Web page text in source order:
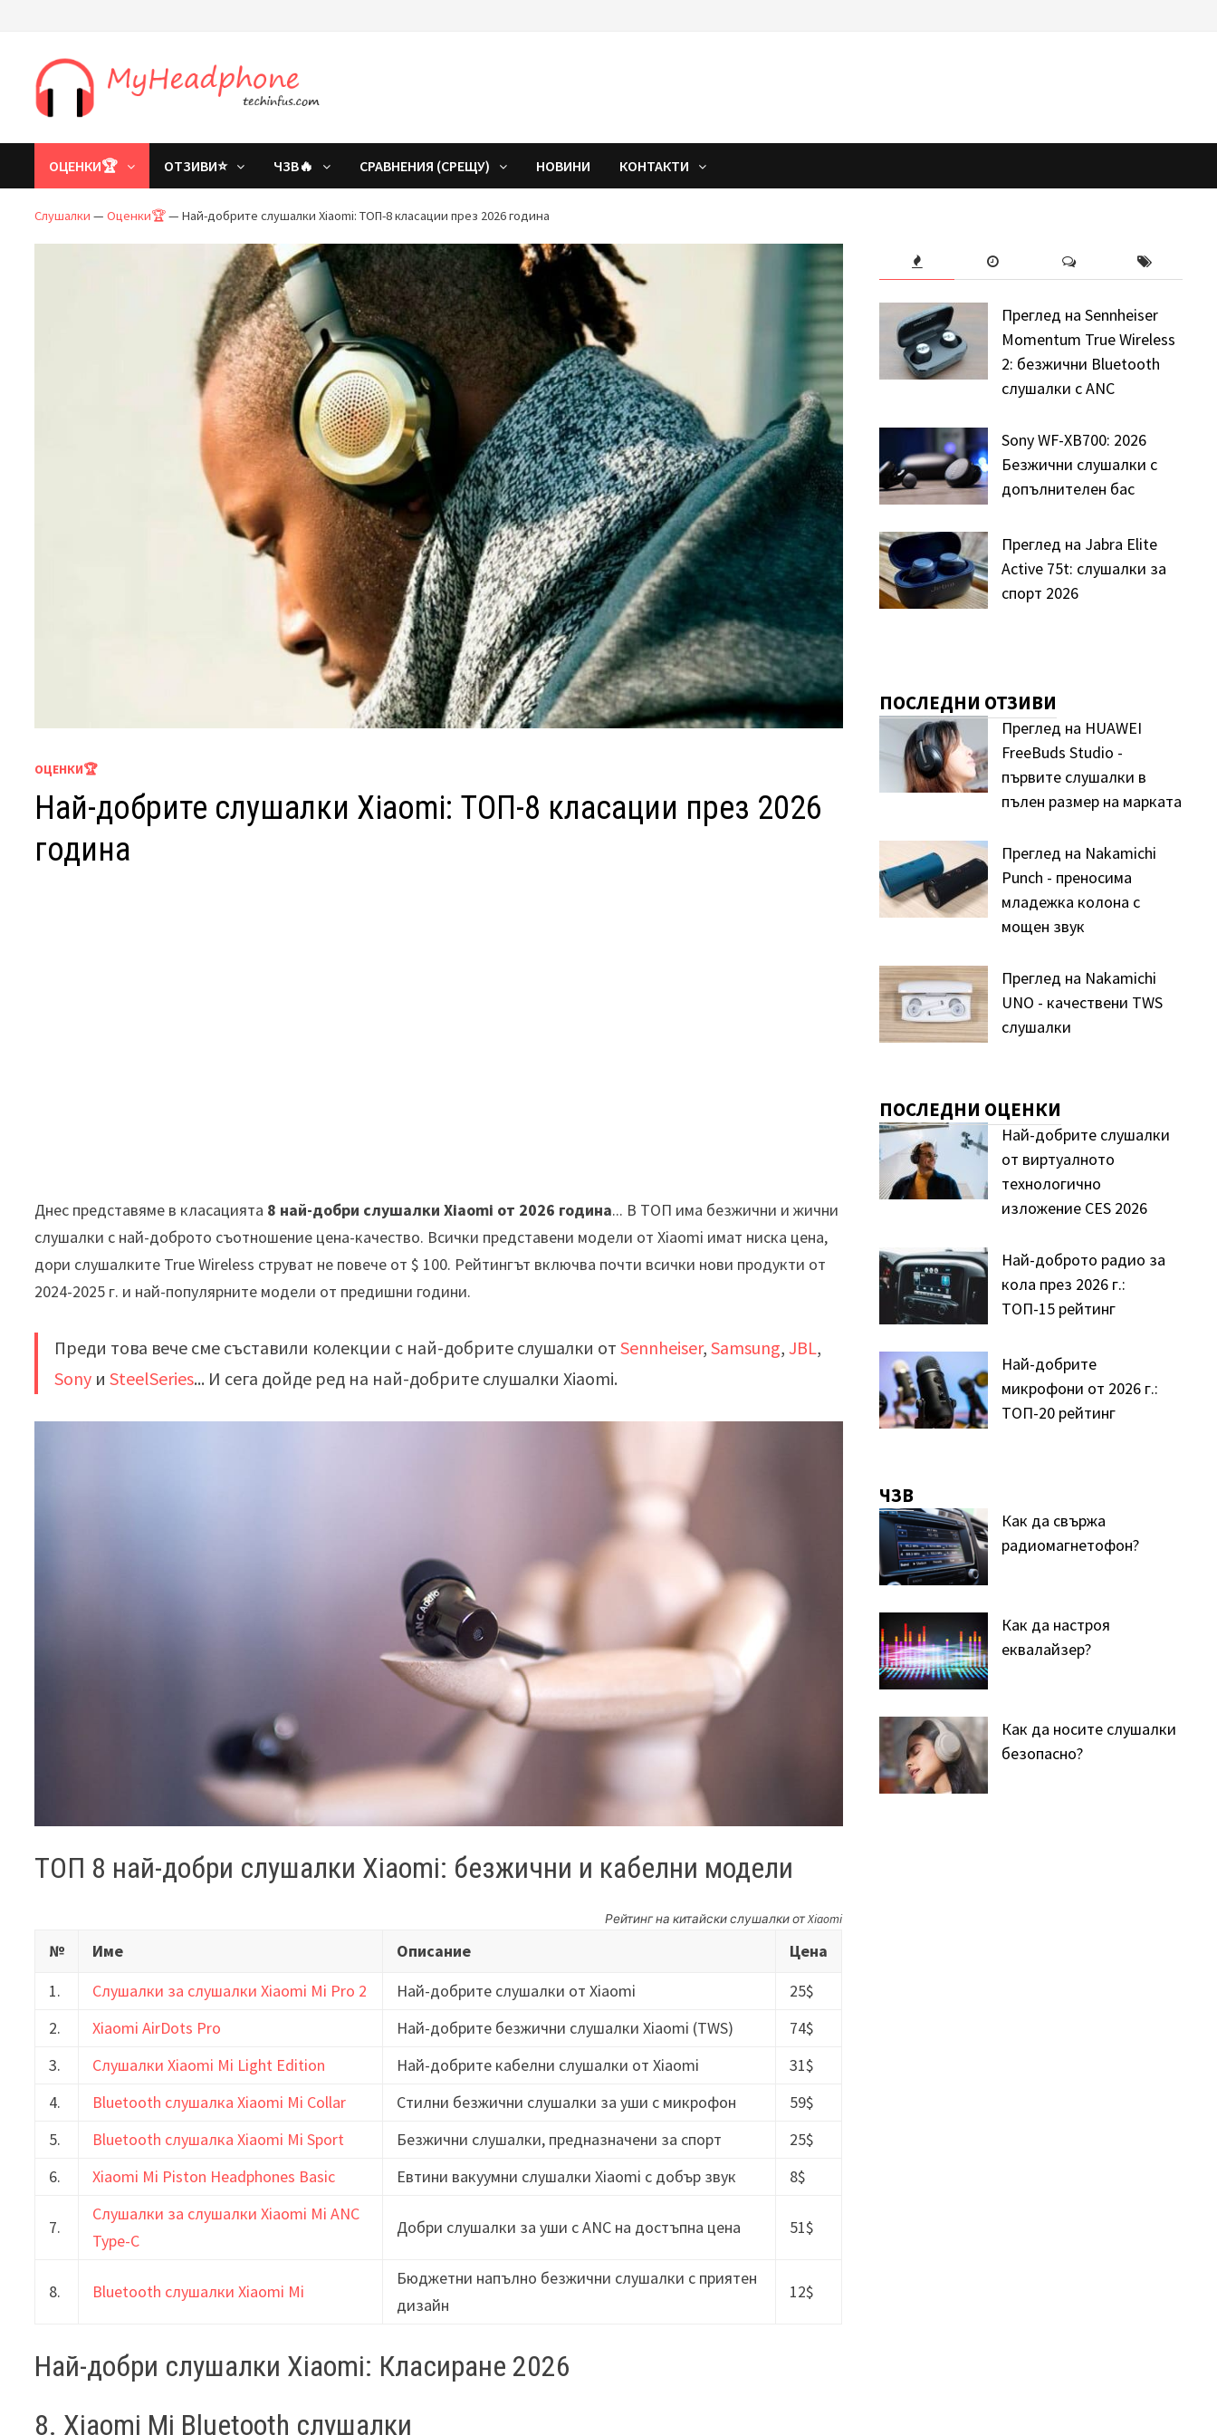
съдържанието
ОЦЕНКИ🏆 ОТЗИВИ⭐ ЧЗВ🔥 СРАВНЕНИЯ (СРЕЩУ) НОВИНИ КОНТАКТИ
Слушалки —Оценки🏆—Най-добрите слушалки Xiaomi: ТОП-8 класации през 2026 година
ОЦЕНКИ🏆
Най-добрите слушалки Xiaomi: ТОП-8 класации през 2026
година
Днес представяме в класацията 8 най-добри слушалки Xiaomi от 2026 година... В ТОП има безжични и жични
слушалки с най-доброто съотношение цена-качество. Всички представени модели от Xiaomi имат ниска цена,
дори слушалките True Wireless струват не повече от $ 100. Рейтингът включва почти всички нови продукти от
2024-2025 г. и най-популярните модели от предишни години.
Преди това вече сме съставили колекции с най-добрите слушалки отSennheiser,Samsung,JBL,
Sony иSteelSeries... И сега дойде ред на най-добрите слушалки Xiaomi.
ТОП 8 най-добри слушалки Xiaomi: безжични и кабелни модели
Рейтинг на китайски слушалки от Xiaomi
№ Име Описание
Цена
1.
Слушалки за слушалки Xiaomi Mi Pro 2 Най-добрите слушалки от Xiaomi
25$
2.
Xiaomi AirDots Pro Най-добрите безжични слушалки Xiaomi (TWS)
74$
3.
Слушалки Xiaomi Mi Light Edition Най-добрите кабелни слушалки от Xiaomi
31$
4.
Bluetooth слушалка Xiaomi Mi Collar Стилни безжични слушалки за уши с микрофон
59$
5.
Bluetooth слушалка Xiaomi Mi Sport Безжични слушалки, предназначени за спорт
25$
6.
Xiaomi Mi Piston Headphones Basic Евтини вакуумни слушалки Xiaomi с добър звук 8$
7.
Слушалки за слушалки Xiaomi Mi ANC
Type-C
Добри слушалки за уши с ANC на достъпна цена 51$
8. Bluetooth слушалки Xiaomi Mi
Бюджетни напълно безжични слушалки с приятен
дизайн
12$
Най-добри слушалки Xiaomi: Класиране 2026
8. Xiaomi Mi Bluetooth слушалки
Преглед на Sennheiser
Momentum True Wireless
2: безжични Bluetooth
слушалки с ANC
Sony WF-XB700: 2026
Безжични слушалки с
допълнителен бас
Преглед на Jabra Elite
Active 75t: слушалки за
спорт 2026
ПОСЛЕДНИ ОТЗИВИ
Преглед на HUAWEI
FreeBuds Studio -
първите слушалки в
пълен размер на марката
Преглед на Nakamichi
Punch - преносима
младежка колона с
мощен звук
Преглед на Nakamichi
UNO - качествени TWS
слушалки
ПОСЛЕДНИ ОЦЕНКИ
Най-добрите слушалки
от виртуалното
технологично
изложение CES 2026
Най-доброто радио за
кола през 2026 г.:
ТОП-15 рейтинг
Най-добрите
микрофони от 2026 г.:
ТОП-20 рейтинг
ЧЗВ
Как да свържа
радиомагнетофон?
Как да настроя
еквалайзер?
Как да носите слушалки
безопасно?